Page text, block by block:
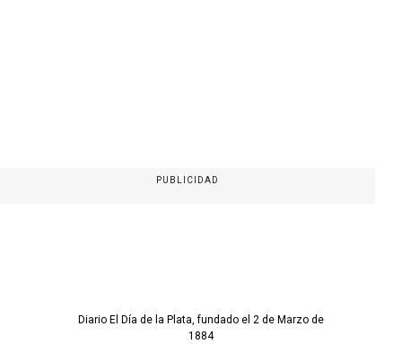
PUBLICIDAD
Diario El Día de la Plata, fundado el 2 de Marzo de
1884